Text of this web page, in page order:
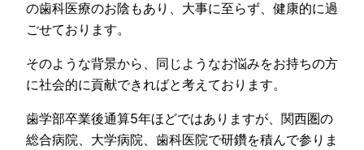
の歯科医療のお陰もあり、大事に至らず、健康的に過
ごせております。
そのような背景から、同じようなお悩みをお持ちの方
に社会的に貢献できればと考えております。
歯学部卒業後通算5年ほどではありますが、関西圏の
総合病院、大学病院、歯科医院で研鑽を積んで参りま